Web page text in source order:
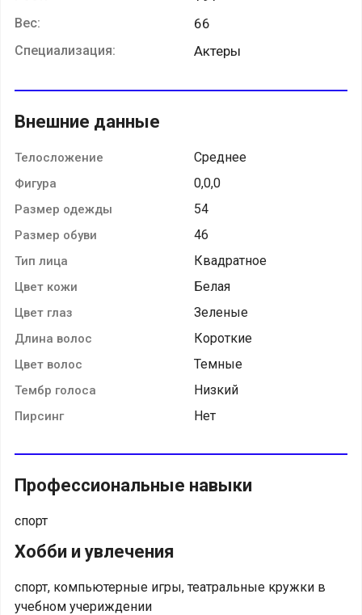
Вес: 66
Специализация: Актеры
Внешние данные
Телосложение Среднее
Фигура 0,0,0
Размер одежды 54
Размер обуви 46
Тип лица Квадратное
Цвет кожи Белая
Цвет глаз Зеленые
Длина волос Короткие
Цвет волос Темные
Тембр голоса Низкий
Пирсинг Нет
Профессиональные навыки
спорт
Хобби и увлечения
спорт, компьютерные игры, театральные кружки в
учебном учериждении